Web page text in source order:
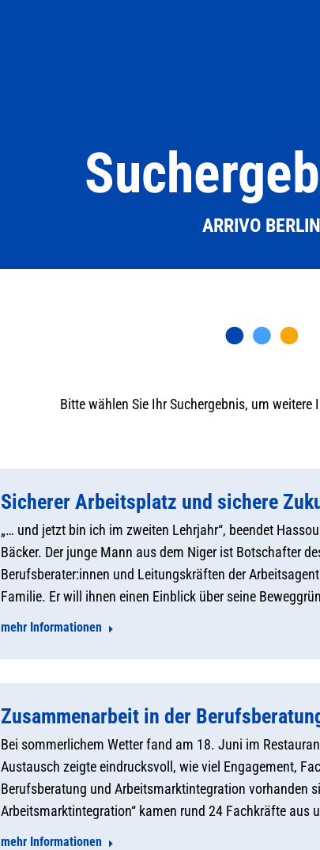
ARRIVO BERLIN
Bitte wählen Sie Ihr Suchergebnis, um
Sicherer Arbeitsplatz und sichere
„… und jetzt bin ich im zweiten Lehrjahr“, beendet
Bäcker. Der junge Mann aus dem Niger ist Botschafter
Berufsberater:innen und Leitungskräften der
Familie. Er will ihnen einen Einblick über seine
mehr Informationen
Zusammenarbeit in der
Bei sommerlichem Wetter fand am 18. Juni im
Austausch zeigte eindrucksvoll, wie viel Engagement,
Berufsberatung und Arbeitsmarktintegration vorhanden
Arbeitsmarktintegration“ kamen rund 24 Fachkräfte aus
mehr Informationen